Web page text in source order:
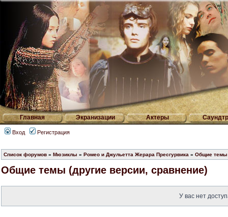
Главная Экранизации Актеры
Вход Регистрация
Список форумов » Мюзиклы » Ромео и Джульетта Жерара Пресгурвика » Общие темы
Общие темы (другие версии, сравнение)
У вас нет